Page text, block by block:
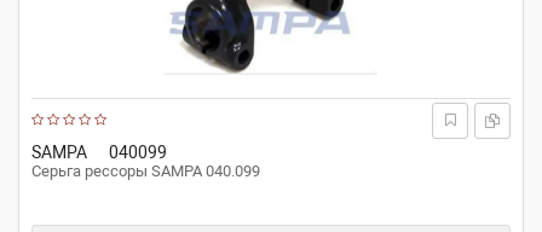
SAMPA 040099
Серьга рессоры SAMPA 040.099